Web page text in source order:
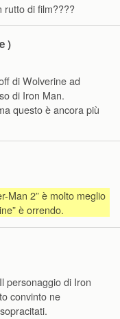
rutto di film????
)
di Wolverine ad
di Iron Man.
questo è ancora più
Man 2” è molto meglio
è orrendo.
personaggio di Iron
convinto ne